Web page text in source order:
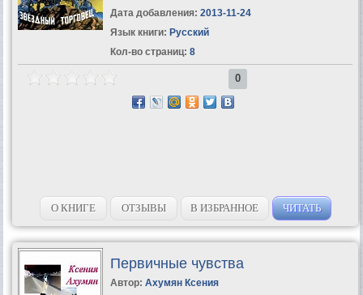
Дата добавления: 2013-11-24
Язык книги: Русский
Кол-во страниц: 8
0
О КНИГЕ ОТЗЫВЫ В ИЗБРАННОЕ ЧИТАТЬ
Первичные чувства
Автор: Ахумян Ксения